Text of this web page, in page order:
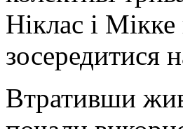
Ніклас і
зосередитися
Втративши